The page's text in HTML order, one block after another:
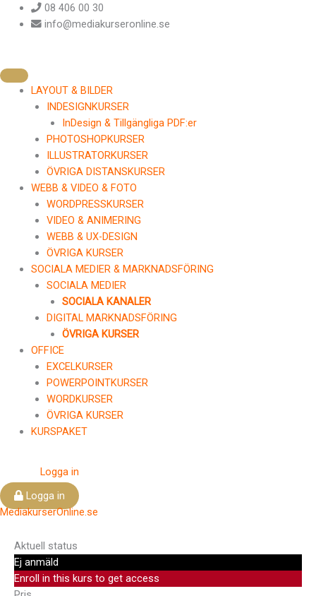
Hoppa
08 406 00 30
info@mediakurseronline.se
LAYOUT & BILDER
INDESIGNKURSER
InDesign & Tillgängliga PDF:er
PHOTOSHOPKURSER
ILLUSTRATORKURSER
ÖVRIGA DISTANSKURSER
WEBB & VIDEO & FOTO
WORDPRESSKURSER
VIDEO & ANIMERING
WEBB & UX-DESIGN
ÖVRIGA KURSER
SOCIALA MEDIER & MARKNADSFÖRING
SOCIALA MEDIER
SOCIALA KANALER
DIGITAL MARKNADSFÖRING
ÖVRIGA KURSER
OFFICE
EXCELKURSER
POWERPOINTKURSER
WORDKURSER
ÖVRIGA KURSER
KURSPAKET
Logga in
Logga in
MediakurserOnline.se
Aktuell status
Ej anmäld
Enroll in this kurs to get access